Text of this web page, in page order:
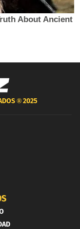
®2025